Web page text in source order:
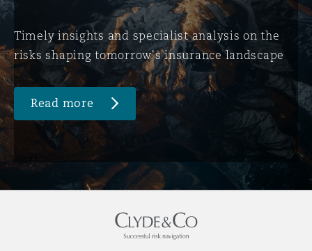
Timely insights and specialist analysis on the
risks shaping tomorrow's insurance landscape
Read more